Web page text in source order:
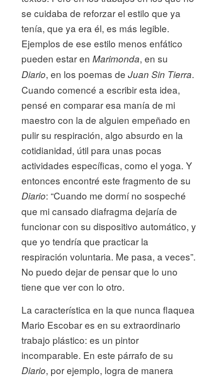
se cuidaba de reforzar el estilo que ya
tenía, que ya era él, es más legible.
Ejemplos de ese estilo menos enfático
pueden estar en Marimonda, en su
Diario, en los poemas de Juan Sin Tierra.
Cuando comencé a escribir esta idea,
pensé en comparar esa manía de mi
maestro con la de alguien empeñado en
pulir su respiración, algo absurdo en la
cotidianidad, útil para unas pocas
actividades específicas, como el yoga. Y
entonces encontré este fragmento de su
Diario: “Cuando me dormí no sospeché
que mi cansado diafragma dejaría de
funcionar con su dispositivo automático, y
que yo tendría que practicar la
respiración voluntaria. Me pasa, a veces”.
No puedo dejar de pensar que lo uno
tiene que ver con lo otro.
La característica en la que nunca flaquea
Mario Escobar es en su extraordinario
trabajo plástico: es un pintor
incomparable. En este párrafo de su
Diario, por ejemplo, logra de manera